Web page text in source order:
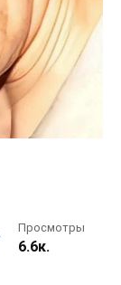
Просмотры
6.6к.